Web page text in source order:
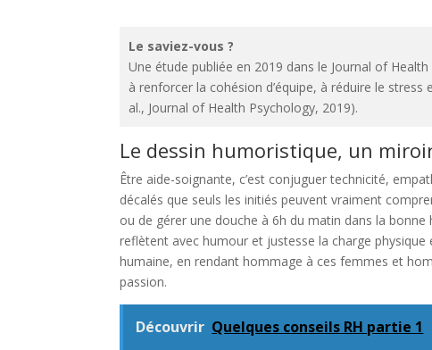
Le saviez-vous ?
Une étude publiée en 2019 dans le Journal of
à renforcer la cohésion d’équipe, à réduire le
al., Journal of Health Psychology, 2019).
Le dessin humoristique, un
Être aide-soignante, c’est conjuguer technicité,
décalés que seuls les initiés peuvent vraiment
ou de gérer une douche à 6h du matin dans la
reflètent avec humour et justesse la charge
humaine, en rendant hommage à ces femmes et
passion.
Découvrir Quelques conseils RH partie 1